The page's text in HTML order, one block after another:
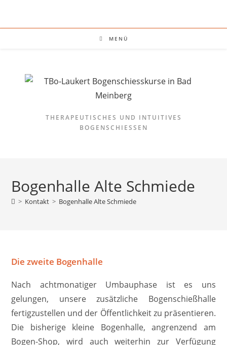
Inhalt
MENÜ
THERAPEUTISCHES UND INTUITIVES
BOGENSCHIESSEN
Bogenhalle Alte Schmiede
> Kontakt > Bogenhalle Alte Schmiede
Die zweite Bogenhalle
Nach achtmonatiger Umbauphase ist es uns
gelungen, unsere zusätzliche Bogenschießhalle
fertigzustellen und der Öffentlichkeit zu präsentieren.
Die bisherige kleine Bogenhalle, angrenzend am
Bogen-Shop, wird auch weiterhin zur Verfügung